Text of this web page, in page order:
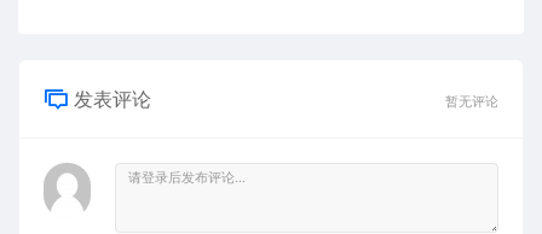
发表评论 暂无评论